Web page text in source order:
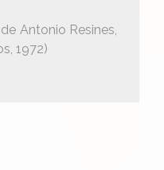
Antonio Resines,
1972)